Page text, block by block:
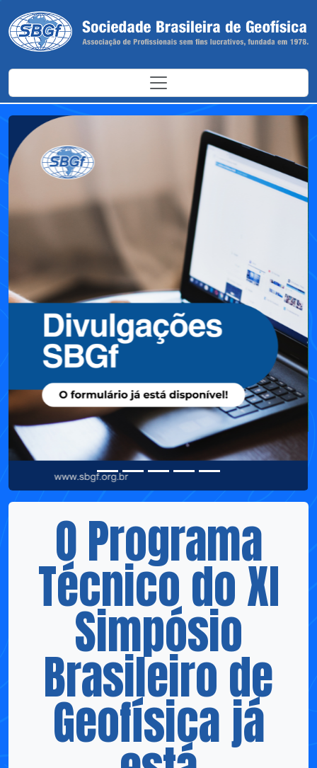
Antes
O Programa
Técnico do XI
Simpósio
Brasileiro de
Geofísica já
está